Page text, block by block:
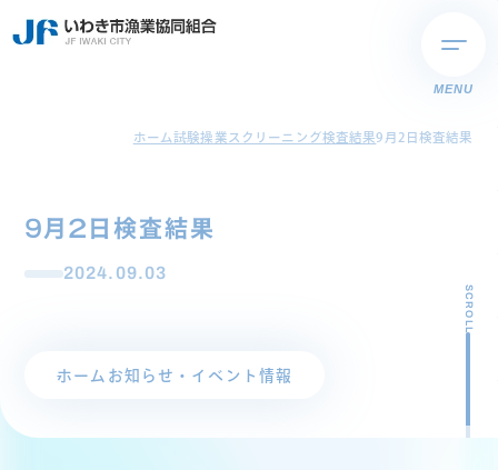
MENU
ホーム試験操業スクリーニング検査結果9月2日検査結果
9月2日検査結果
2024.09.03
ホーム お知らせ・イベント情報
SCROLL